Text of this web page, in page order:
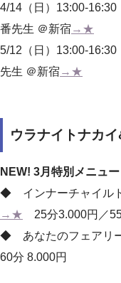
4/14（日）13:00-
番先生 ＠新宿 →★
5/12（日）13:00-
先生 ＠新宿 →★
ウラナイトナカ
NEW! 3月特別メニュー
◆ インナーチャイルド
→★ 25分3.000円／
◆ あなたのフェアリ
60分 8.000円